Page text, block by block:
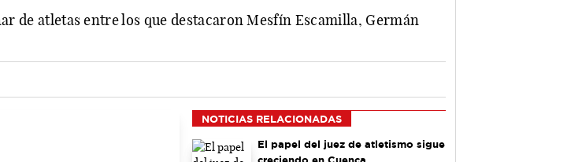
de atletas entre los que destacaron Mesfín Escamilla, Germán
NOTICIAS RELACIONADAS
El papel del juez de atletismo sigue
creciendo en Cuenca